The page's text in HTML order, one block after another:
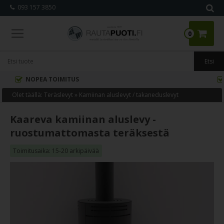
093 157 3850
0
Olet täällä:Teräslevyt » Kamiinan aluslevyt / takaneduslevyt
Kaareva kamiinan aluslevy -
ruostumattomasta teräksestä
Toimitusaika: 15-20 arkipäivää